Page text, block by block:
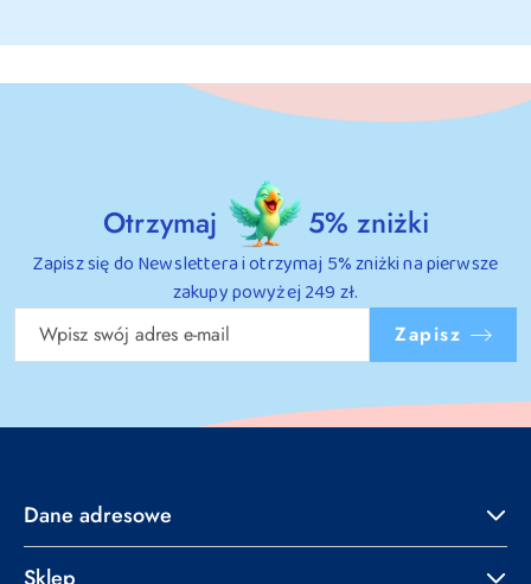
Otrzymaj 5% zniżki
Zapisz się do Newslettera i otrzymaj 5% zniżki na pierwsze
zakupy powyżej 249 zł.
Zapisz
Dane adresowe
Sklep